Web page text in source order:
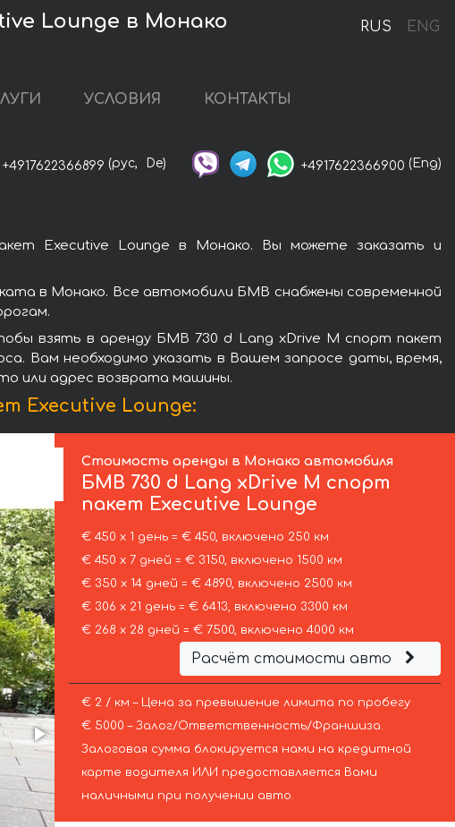
RUS ENG
Lounge в Монако
УСЛОВИЯ КОНТАКТЫ
+4917622366899 (рус, De) +4917622366900 (Eng)
Executive Lounge в Монако. Вы можете заказать и
в Монако. Все автомобили БМВ снабжены современной
взять в аренду БМВ 730 d Lang xDrive M спорт пакет
Вам необходимо указать в Вашем запросе даты, время,
или адрес возврата машины.
Executive Lounge:
Стоимость аренды в Монако автомобиля
БМВ 730 d Lang xDrive M спорт
пакет Executive Lounge
€ 450 х 1 день = € 450, включено 250 км
€ 450 х 7 дней = € 3150, включено 1500 км
€ 350 х 14 дней = € 4890, включено 2500 км
€ 306 х 21 день = € 6413, включено 3300 км
€ 268 х 28 дней = € 7500, включено 4000 км
Расчёт стоимости авто
€ 2 / км – Цена за превышение лимита по пробегу
€ 5000 – Залог/Ответственность/Франшиза.
Залоговая сумма блокируется нами на кредитной
карте водителя ИЛИ предоставляется Вами
наличными при получении авто.